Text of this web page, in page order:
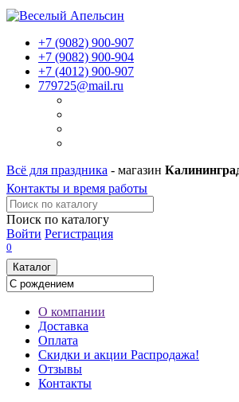
+7 (9082) 900-907
+7 (9082) 900-904
+7 (4012) 900-907
779725@mail.ru
Всё для праздника - магазин
Контакты и время работы
Поиск по каталогу
Войти Регистрация
0
Каталог
О компании
Доставка
Оплата
Скидки и акции Распродажа!
Отзывы
Контакты